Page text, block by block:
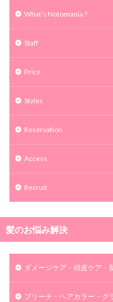
What’s Notomania ?
Staff
Price
Styles
Reservation
Access
Recruit
髪のお悩み解決
ダメージケア・頭皮ケア・
ブリーチ・ヘアカラー・グ